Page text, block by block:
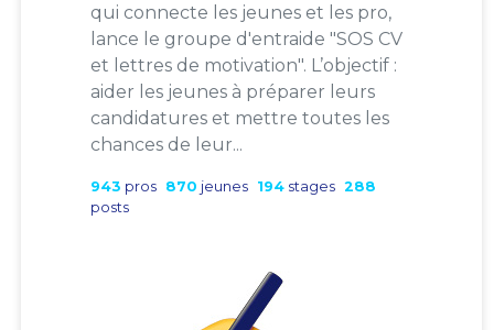
qui connecte les jeunes et les pro,
lance le groupe d'entraide "SOS CV
et lettres de motivation". L’objectif :
aider les jeunes à préparer leurs
candidatures et mettre toutes les
chances de leur...
943 pros 870 jeunes 194 stages 288
posts